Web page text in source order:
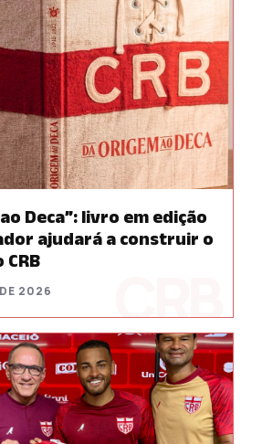
Deca”: livro em edição
ajudará a construir o
2026